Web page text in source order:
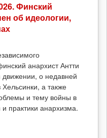
Финский
об идеологии,
анархист Антти
движении, о недавней
а также
и тему войны в
практики анархизма.